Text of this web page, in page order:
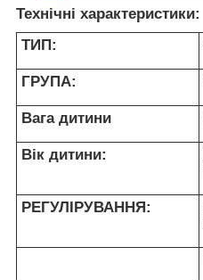
Технічні характеристики:
ТИП:
ГРУПА:
Вага дитини
Вік дитини:
РЕГУЛІРУВАННЯ: